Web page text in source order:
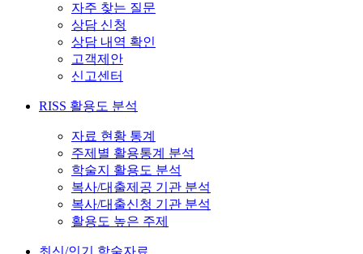
자주 찾는 질문
상담 신청
상담 내역 확인
고객제안
신고센터
RISS 활용도 분석
자료 현황 통계
주제별 활용통계 분석
학술지 활용도 분석
복사/대출제공 기관 분석
복사/대출신청 기관 분석
활용도 높은 주제
최신/인기 학술자료